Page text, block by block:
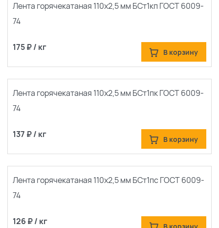
Лента горячекатаная 110х2,5 мм БСт1кп ГОСТ 6009-
74
175 ₽ / кг В корзину
Лента горячекатаная 110х2,5 мм БСт1пк ГОСТ 6009-
74
137 ₽ / кг В корзину
Лента горячекатаная 110х2,5 мм БСт1пс ГОСТ 6009-
74
126 ₽ / кг